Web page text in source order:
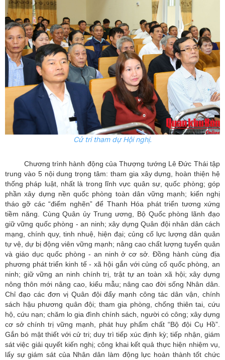
Cử tri tham dự Hội nghị.
Chương trình hành động của Thượng tướng Lê Đức Thái tập
trung vào 5 nội dung trọng tâm: tham gia xây dựng, hoàn thiện hệ
thống pháp luật, nhất là trong lĩnh vực quân sự, quốc phòng; góp
phần xây dựng nền quốc phòng toàn dân vững mạnh; kiến nghị
tháo gỡ các “điểm nghẽn” để Thanh Hóa phát triển tương xứng
tiềm năng. Cùng Quân ủy Trung ương, Bộ Quốc phòng lãnh đạo
giữ vững quốc phòng - an ninh; xây dựng Quân đội nhân dân cách
mạng, chính quy, tinh nhuệ, hiện đại; củng cố lực lượng dân quân
tự vệ, dự bị động viên vững mạnh; nâng cao chất lượng tuyển quân
và giáo dục quốc phòng - an ninh ở cơ sở. Đồng hành cùng địa
phương phát triển kinh tế - xã hội gắn với củng cố quốc phòng, an
ninh; giữ vững an ninh chính trị, trật tự an toàn xã hội; xây dựng
nông thôn mới nâng cao, kiểu mẫu; nâng cao đời sống Nhân dân.
Chỉ đạo các đơn vị Quân đội đẩy mạnh công tác dân vận, chính
sách hậu phương quân đội; tham gia phòng, chống thiên tai, cứu
hộ, cứu nạn; chăm lo gia đình chính sách, người có công; xây dựng
cơ sở chính trị vững mạnh, phát huy phẩm chất “Bộ đội Cụ Hồ”.
Gắn bó mật thiết với cử tri; duy trì tiếp xúc định kỳ; tiếp nhận, giám
sát việc giải quyết kiến nghị; công khai kết quả thực hiện nhiệm vụ,
lấy sự giám sát của Nhân dân làm động lực hoàn thành tốt chức